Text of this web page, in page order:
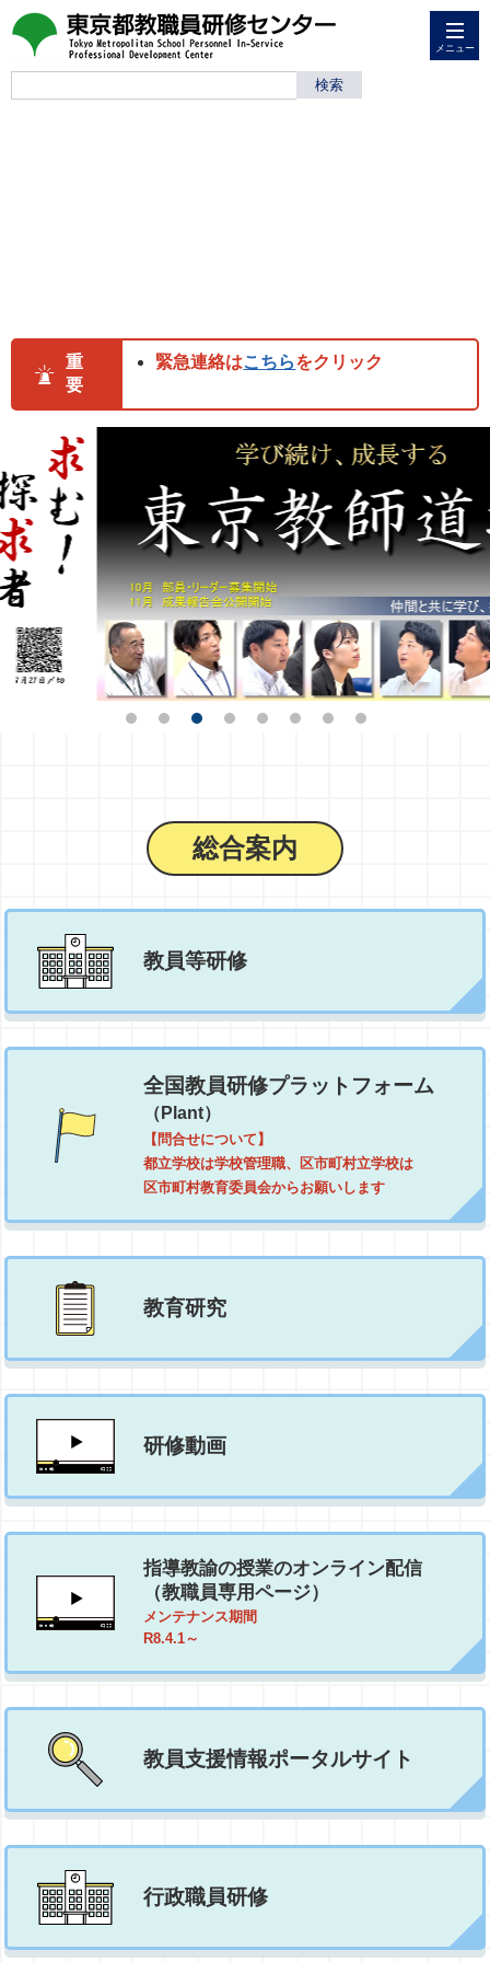
メニュー
重
要
緊急連絡はこちらをクリック
総合案内
教員等研修
全国教員研修プラットフォーム
（Plant）
【問合せについて】
都立学校は学校管理職、区市町村立学校は
区市町村教育委員会からお願いします
教育研究
研修動画
指導教諭の授業のオンライン配信
（教職員専用ページ）
メンテナンス期間
R8.4.1～
教員支援情報ポータルサイト
行政職員研修